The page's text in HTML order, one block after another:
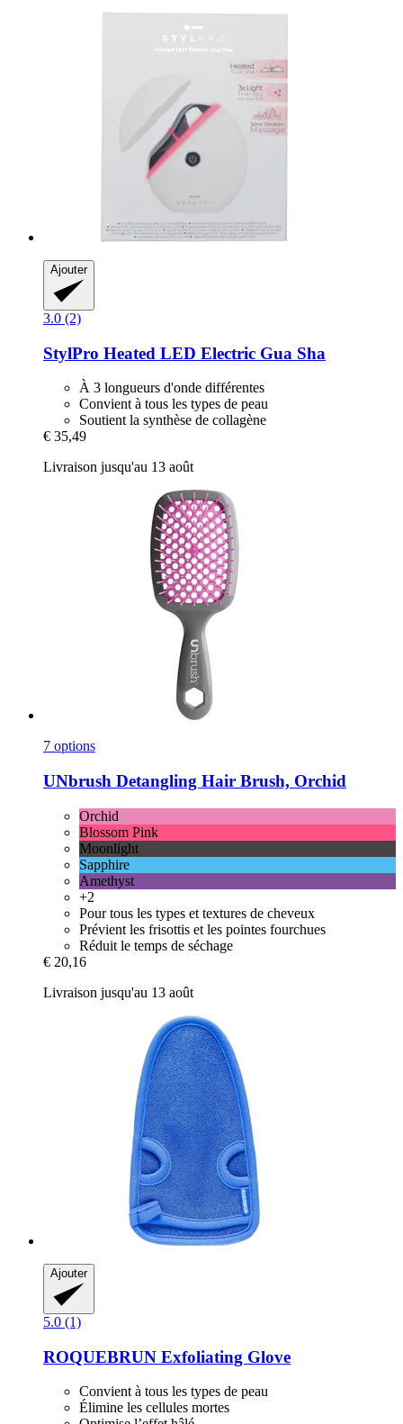
Ajouter
3.0 (2)
StylPro Heated LED Electric Gua Sha
À 3 longueurs d'onde différentes
Convient à tous les types de peau
Soutient la synthèse de collagène
€ 35,49
Livraison jusqu'au 13 août
7 options
UNbrush Detangling Hair Brush, Orchid
Orchid
Blossom Pink
Moonlight
Sapphire
Amethyst
+2
Pour tous les types et textures de cheveux
Prévient les frisottis et les pointes fourchues
Réduit le temps de séchage
€ 20,16
Livraison jusqu'au 13 août
Ajouter
5.0 (1)
ROQUEBRUN Exfoliating Glove
Convient à tous les types de peau
Élimine les cellules mortes